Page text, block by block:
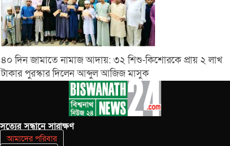
৪০ দিন জামাতে নামাজ আদায়: ৩২ শিশু-কিশোরকে প্রায় ২ লাখ
টাকার পুরস্কার দিলেন আব্দুল আজিজ মাসুক
সত‌্যের সন্ধানে সারাক্ষণ
আমাদের পরিবার